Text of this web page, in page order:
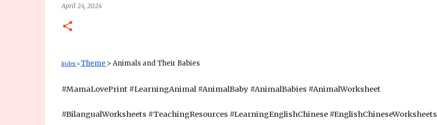
April 24, 2024
Index >Theme > Animals and Their Babies
#MamaLovePrint #LearningAnimal #AnimalBaby #AnimalBabies #AnimalWorksheet
#BilangualWorksheets #TeachingResources #LearningEnglishChinese #EnglishChineseWorksheets